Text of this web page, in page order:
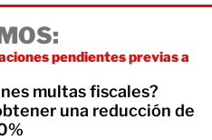
pendientes previas a
multas fiscales?
una reducción de